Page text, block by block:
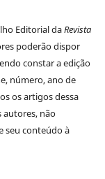
Editorial daRevista
poderão dispor
constar a edição
número, ano de
os artigos dessa
autores, não
seu conteúdo à